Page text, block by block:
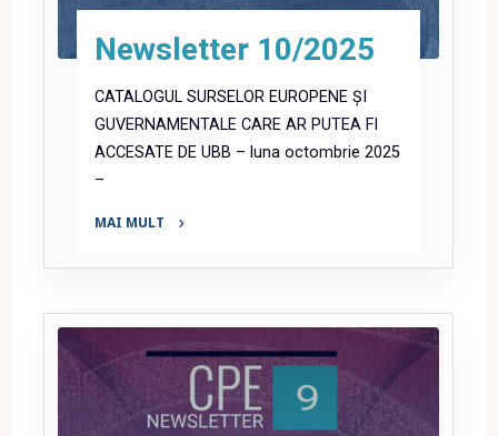
Newsletter 10/2025
CATALOGUL SURSELOR EUROPENE ȘI
GUVERNAMENTALE CARE AR PUTEA FI
ACCESATE DE UBB – luna octombrie 2025
–
MAI MULT
10/2025"